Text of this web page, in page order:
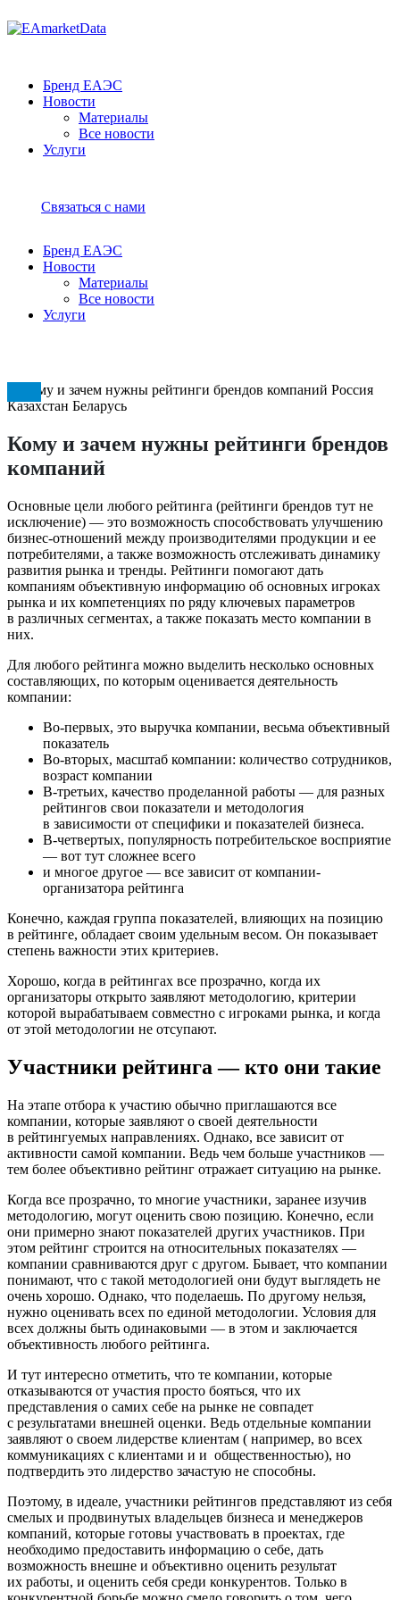
Бренд ЕАЭС
Новости
Материалы
Все новости
Услуги
Связаться с нами
Бренд ЕАЭС
Новости
Материалы
Все новости
Услуги
Кому и зачем нужны рейтинги брендов
компаний
Основные цели любого рейтинга (рейтинги брендов тут не
исключение) — это возможность способствовать улучшению
бизнес-отношений между производителями продукции и ее
потребителями, а также возможность отслеживать динамику
развития рынка и тренды. Рейтинги помогают дать
компаниям объективную информацию об основных игроках
рынка и их компетенциях по ряду ключевых параметров
в различных сегментах, а также показать место компании в
них.
Для любого рейтинга можно выделить несколько основных
составляющих, по которым оценивается деятельность
компании:
Во-первых, это выручка компании, весьма объективный
показатель
Во-вторых, масштаб компании: количество сотрудников,
возраст компании
В-третьих, качество проделанной работы — для разных
рейтингов свои показатели и методология
в зависимости от специфики и показателей бизнеса.
В-четвертых, популярность потребительское восприятие
— вот тут сложнее всего
и многое другое — все зависит от компании-
организатора рейтинга
Конечно, каждая группа показателей, влияющих на позицию
в рейтинге, обладает своим удельным весом. Он показывает
степень важности этих критериев.
Хорошо, когда в рейтингах все прозрачно, когда их
организаторы открыто заявляют методологию, критерии
которой вырабатываем совместно с игроками рынка, и когда
от этой методологии не отсупают.
Участники рейтинга — кто они такие
На этапе отбора к участию обычно приглашаются все
компании, которые заявляют о своей деятельности
в рейтингуемых направлениях. Однако, все зависит от
активности самой компании. Ведь чем больше участников —
тем более объективно рейтинг отражает ситуацию на рынке.
Когда все прозрачно, то многие участники, заранее изучив
методологию, могут оценить свою позицию. Конечно, если
они примерно знают показателей других участников. При
этом рейтинг строится на относительных показателях —
компании сравниваются друг с другом. Бывает, что компании
понимают, что с такой методологией они будут выглядеть не
очень хорошо. Однако, что поделаешь. По другому нельзя,
нужно оценивать всех по единой методологии. Условия для
всех должны быть одинаковыми — в этом и заключается
объективность любого рейтинга.
И тут интересно отметить, что те компании, которые
отказываются от участия просто бояться, что их
представления о самих себе на рынке не совпадет
с результатами внешней оценки. Ведь отдельные компании
заявляют о своем лидерстве клиентам ( например, во всех
коммуникациях с клиентами и и общественностью), но
подтвердить это лидерство зачастую не способны.
Поэтому, в идеале, участники рейтингов представляют из себя
смелых и продвинутых владельцев бизнеса и менеджеров
компаний, которые готовы участвовать в проектах, где
необходимо предоставить информацию о себе, дать
возможность внешне и объективно оценить результат
их работы, и оценить себя среди конкурентов. Только в